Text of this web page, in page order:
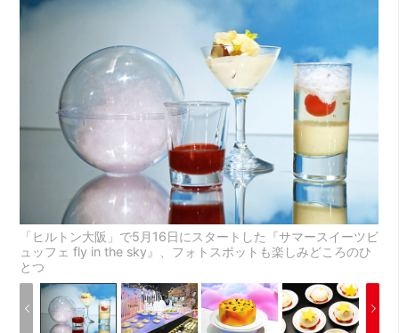
「ヒルトン大阪」で5月16日にスタートした『サマースイーツビ
ュッフェ fly in the sky』、フォトスポットも楽しみどころのひ
とつ